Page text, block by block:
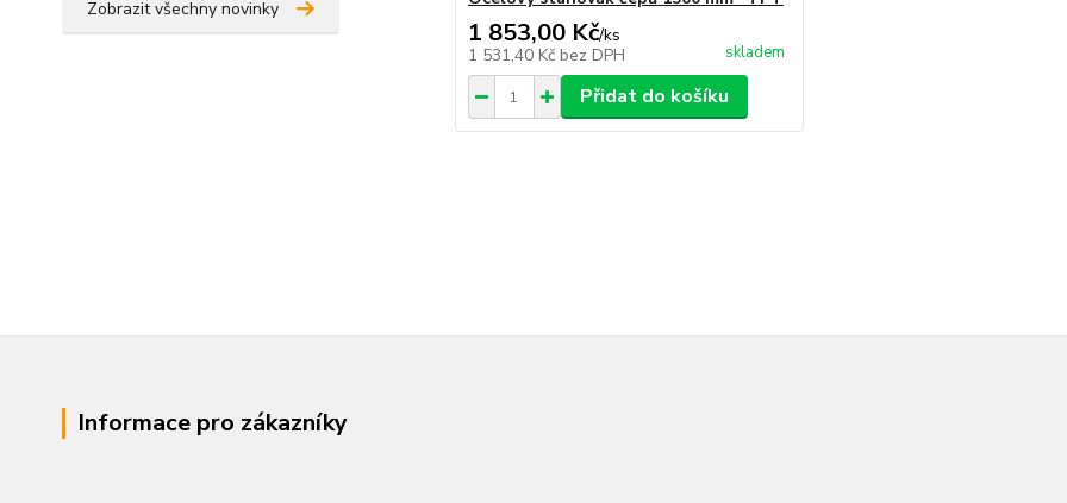
Zobrazit všechny novinky
1 853,00 Kč/ks
1 531,40 Kč bez DPH skladem
Přidat do košíku
Informace pro zákazníky